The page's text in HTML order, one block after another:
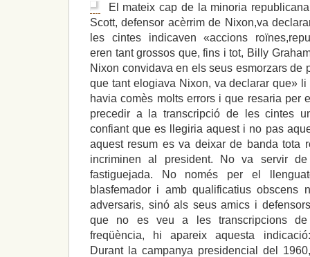
El mateix cap de la minoria
Scott, defensor acèrrim de Nixon,va
les cintes indicaven «accions
eren tant grossos que, fins i tot, Billy
Nixon convidava en els seus esmorzars de
que tant elogiava Nixon, va declarar que»
havia comès molts errors i que resaria per
precedir a la transcripció de les cintes
confiant que es llegiria aquest i no pas
aquest resum es va deixar de banda tota
incriminen al president. No va servir
fastiguejada. No només per el
blasfemador i amb qualificatius obscens
adversaris, sinó als seus amics i
que no es veu a les transcripcions
freqüència, hi apareix aquesta
Durant la campanya presidencial del